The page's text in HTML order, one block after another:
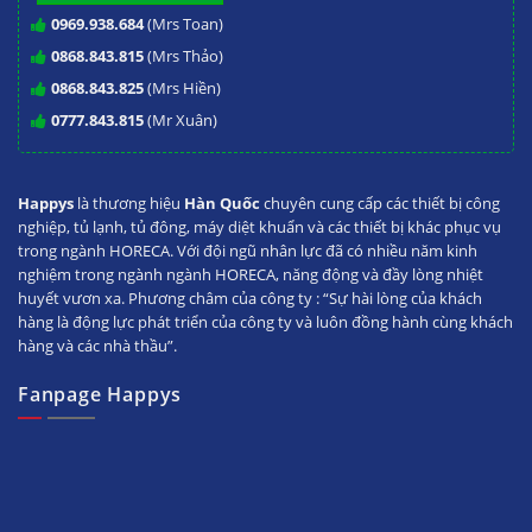
Facebook
Pinterest
Tumblr
Post
Share
0969.938.684(Mrs Toan)
0868.843.815(Mrs Thảo)
0868.843.825(Mrs Hiền)
0777.843.815(Mr Xuân)
Happys là thương hiệu Hàn Quốc chuyên cung cấp các thiết bị công
nghiệp, tủ lạnh, tủ đông, máy diệt khuẩn và các thiết bị khác phục vụ
trong ngành HORECA. Với đội ngũ nhân lực đã có nhiều năm kinh
nghiệm trong ngành ngành HORECA, năng động và đầy lòng nhiệt
huyết vươn xa. Phương châm của công ty : “Sự hài lòng của khách
hàng là động lực phát triển của công ty và luôn đồng hành cùng khách
hàng và các nhà thầu”.
Fanpage Happys